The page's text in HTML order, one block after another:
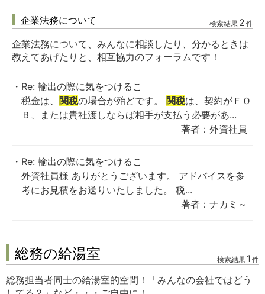
企業法務について 検索結果 2 件
企業法務について、みんなに相談したり、分かるときは
教えてあげたりと、相互協力のフォーラムです！
Re: 輸出の際に気をつけるこ
税金は、 関税の場合が殆どです。 関税は、契約がＦＯ
Ｂ、または貴社渡しならば相手が支払う必要があ...
著者：外資社員
Re: 輸出の際に気をつけるこ
外資社員様 ありがとうございます。 アドバイスを参
考にお見積をお送りいたしました。 税...
著者：ナカミ～
総務の給湯室 検索結果 1 件
総務担当者同士の給湯室的空間！「みんなの会社ではどう